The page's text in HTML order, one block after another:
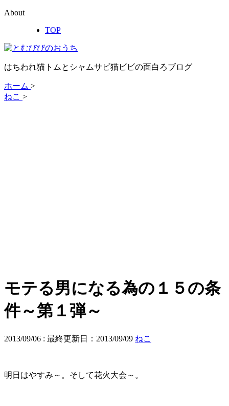
About
TOP
はちわれ猫トムとシャムサビ猫ビビの面白ろブログ
ホーム >
ねこ >
モテる男になる為の１５の条
件～第１弾～
2013/09/06 : 最終更新日：2013/09/09 ねこ
明日はやすみ～。そして花火大会～。